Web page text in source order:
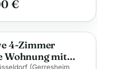
€
4-Zimmer
Wohnung mit
(Gerresheim